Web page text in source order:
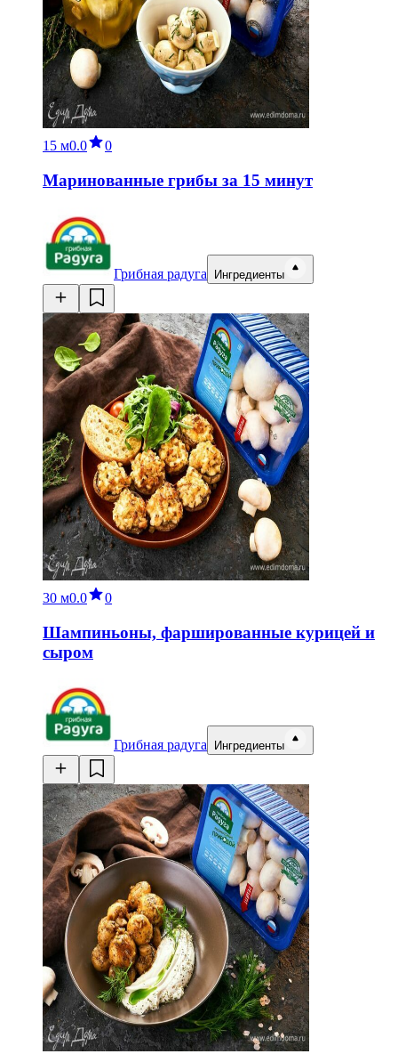
15 м0.0 0
Маринованные грибы за 15 минут
Грибная радуга Ингредиенты
30 м0.0 0
Шампиньоны, фаршированные курицей и
сыром
Грибная радуга Ингредиенты